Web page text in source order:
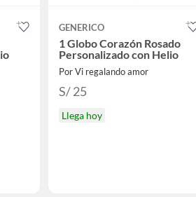
GENERICO
1 Globo Corazón Rosado
Personalizado con Helio
Por Vi regalando amor
S/ 25
Llega hoy